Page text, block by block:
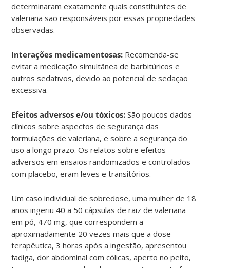
determinaram exatamente quais constituintes de
valeriana são responsáveis por essas propriedades
observadas.
Interações medicamentosas: Recomenda-se
evitar a medicação simultânea de barbitúricos e
outros sedativos, devido ao potencial de sedação
excessiva.
Efeitos adversos e/ou tóxicos: São poucos dados
clínicos sobre aspectos de segurança das
formulações de valeriana, e sobre a segurança do
uso a longo prazo. Os relatos sobre efeitos
adversos em ensaios randomizados e controlados
com placebo, eram leves e transitórios.
Um caso individual de sobredose, uma mulher de 18
anos ingeriu 40 a 50 cápsulas de raiz de valeriana
em pó, 470 mg, que correspondem a
aproximadamente 20 vezes mais que a dose
terapêutica, 3 horas após a ingestão, apresentou
fadiga, dor abdominal com cólicas, aperto no peito,